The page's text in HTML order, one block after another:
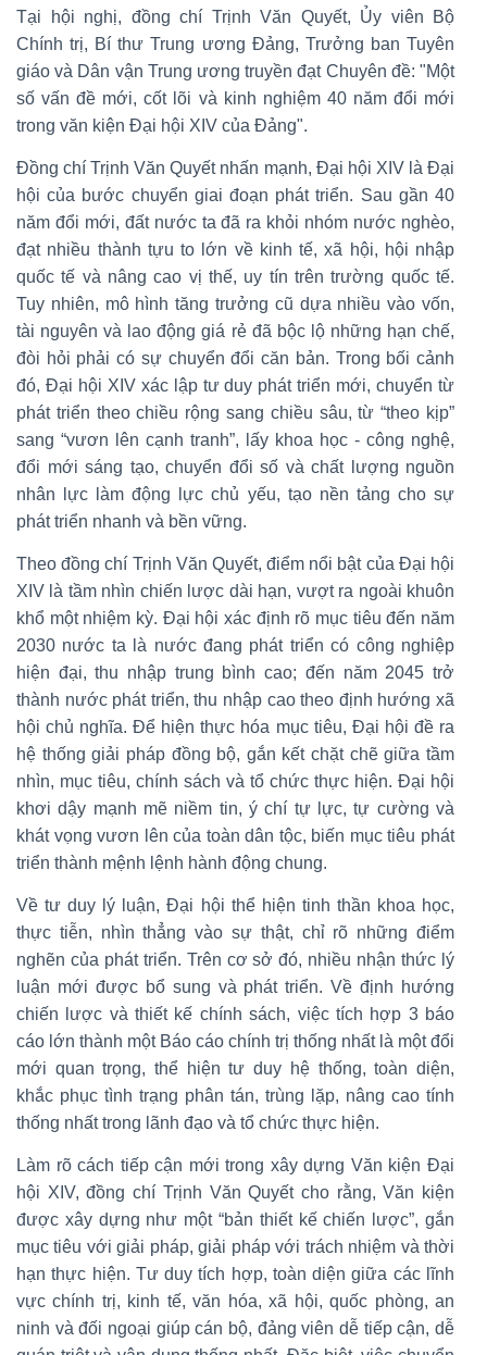
Tại hội nghị, đồng chí Trịnh Văn Quyết, Ủy viên Bộ
Chính trị, Bí thư Trung ương Đảng, Trưởng ban Tuyên
giáo và Dân vận Trung ương truyền đạt Chuyên đề: "Một
số vấn đề mới, cốt lõi và kinh nghiệm 40 năm đổi mới
trong văn kiện Đại hội XIV của Đảng".
Đồng chí Trịnh Văn Quyết nhấn mạnh, Đại hội XIV là Đại
hội của bước chuyển giai đoạn phát triển. Sau gần 40
năm đổi mới, đất nước ta đã ra khỏi nhóm nước nghèo,
đạt nhiều thành tựu to lớn về kinh tế, xã hội, hội nhập
quốc tế và nâng cao vị thế, uy tín trên trường quốc tế.
Tuy nhiên, mô hình tăng trưởng cũ dựa nhiều vào vốn,
tài nguyên và lao động giá rẻ đã bộc lộ những hạn chế,
đòi hỏi phải có sự chuyển đổi căn bản. Trong bối cảnh
đó, Đại hội XIV xác lập tư duy phát triển mới, chuyển từ
phát triển theo chiều rộng sang chiều sâu, từ “theo kịp”
sang “vươn lên cạnh tranh”, lấy khoa học - công nghệ,
đổi mới sáng tạo, chuyển đổi số và chất lượng nguồn
nhân lực làm động lực chủ yếu, tạo nền tảng cho sự
phát triển nhanh và bền vững.
Theo đồng chí Trịnh Văn Quyết, điểm nổi bật của Đại hội
XIV là tầm nhìn chiến lược dài hạn, vượt ra ngoài khuôn
khổ một nhiệm kỳ. Đại hội xác định rõ mục tiêu đến năm
2030 nước ta là nước đang phát triển có công nghiệp
hiện đại, thu nhập trung bình cao; đến năm 2045 trở
thành nước phát triển, thu nhập cao theo định hướng xã
hội chủ nghĩa. Để hiện thực hóa mục tiêu, Đại hội đề ra
hệ thống giải pháp đồng bộ, gắn kết chặt chẽ giữa tầm
nhìn, mục tiêu, chính sách và tổ chức thực hiện. Đại hội
khơi dậy mạnh mẽ niềm tin, ý chí tự lực, tự cường và
khát vọng vươn lên của toàn dân tộc, biến mục tiêu phát
triển thành mệnh lệnh hành động chung.
Về tư duy lý luận, Đại hội thể hiện tinh thần khoa học,
thực tiễn, nhìn thẳng vào sự thật, chỉ rõ những điểm
nghẽn của phát triển. Trên cơ sở đó, nhiều nhận thức lý
luận mới được bổ sung và phát triển. Về định hướng
chiến lược và thiết kế chính sách, việc tích hợp 3 báo
cáo lớn thành một Báo cáo chính trị thống nhất là một đổi
mới quan trọng, thể hiện tư duy hệ thống, toàn diện,
khắc phục tình trạng phân tán, trùng lặp, nâng cao tính
thống nhất trong lãnh đạo và tổ chức thực hiện.
Làm rõ cách tiếp cận mới trong xây dựng Văn kiện Đại
hội XIV, đồng chí Trịnh Văn Quyết cho rằng, Văn kiện
được xây dựng như một “bản thiết kế chiến lược”, gắn
mục tiêu với giải pháp, giải pháp với trách nhiệm và thời
hạn thực hiện. Tư duy tích hợp, toàn diện giữa các lĩnh
vực chính trị, kinh tế, văn hóa, xã hội, quốc phòng, an
ninh và đối ngoại giúp cán bộ, đảng viên dễ tiếp cận, dễ